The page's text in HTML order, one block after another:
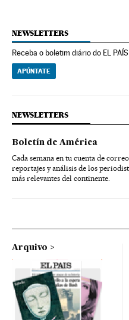
NEWSLETTERS
Receba o boletim diário do EL
APÚNTATE
NEWSLETTERS
Boletín de América
Cada semana en tu cuenta de
reportajes y análisis de los
más relevantes del continente.
Arquivo